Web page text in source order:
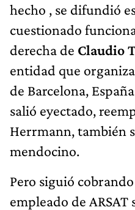
hecho , se difundió
cuestionado
derecha de Claudio
entidad que
de Barcelona,
salió eyectado,
Herrmann, también
mendocino.
Pero siguió
empleado de